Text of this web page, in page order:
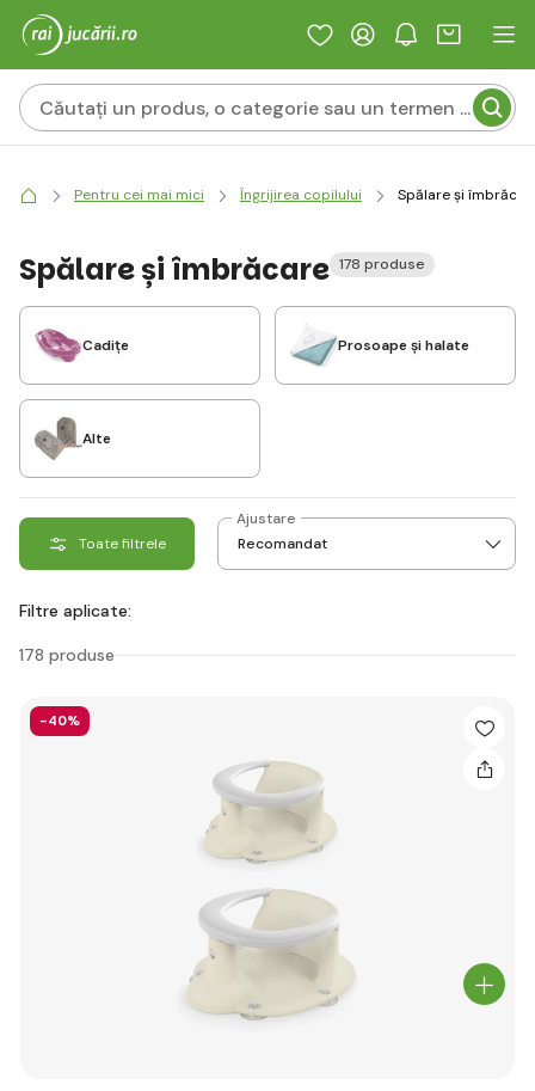
Pentru cei mai mici Îngrijirea copilului Spălare și
Spălare și îmbrăcare 178 produse
Cadițe Prosoape și halate
Alte
Toate filtrele
Ajustare
Filtre aplicate:
178 produse
-40%